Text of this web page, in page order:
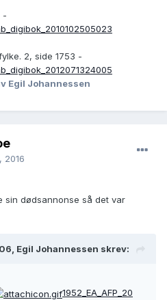
-
2, side 1753 -
Egil Johannessen
2016
sin dødsannonse så det var
Egil Johannessen skrev:
1952_EA_AFP_20